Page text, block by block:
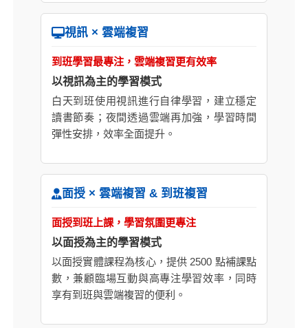
視訊 × 雲端複習
到班學習最專注，雲端複習更有效率
以視訊為主的學習模式
白天到班使用視訊進行自律學習，建立穩定
讀書節奏；夜間透過雲端再加強，學習時間
彈性安排，效率全面提升。
面授 × 雲端複習 & 到班複習
面授到班上課，學習氛圍更專注
以面授為主的學習模式
以面授實體課程為核心，提供 2500 點補課點
數，兼顧臨場互動與高專注學習效率，同時
享有到班與雲端複習的便利。